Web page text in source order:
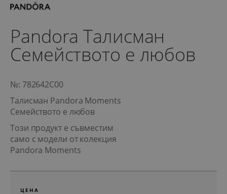
Pandora Талисман
Семейството е любов
№: 782642C00
Талисман Pandora Moments
Семейството е любов
Този продукт е съвместим
само с модели от колекция
Pandora Moments
ЦЕНА